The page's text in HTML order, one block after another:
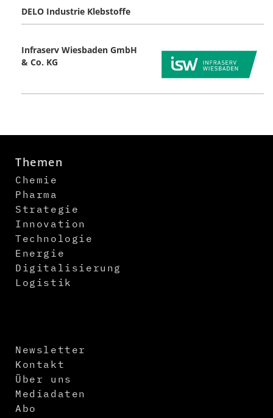
DELO Industrie Klebstoffe
Infraserv Wiesbaden GmbH
& Co. KG
Themen
Chemie
Pharma
Strategie
Innovation
Technologie
Energie
Digitalisierung
Logistik
Newsletter
Kontakt
Über uns
Mediadaten
Abo